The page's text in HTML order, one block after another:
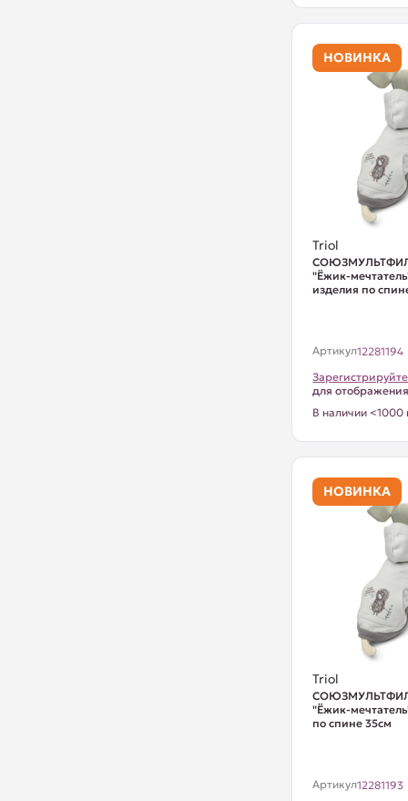
НОВИНКА
Triol
"Ёжик-
изделия по
Артикул12281194
для
В наличии <1000
НОВИНКА
Triol
"Ёжик-
по спине 35см
Артикул12281193